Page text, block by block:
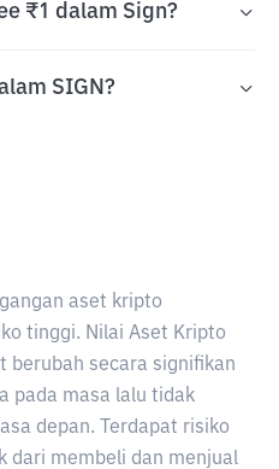
₹1 dalam Sign?
SIGN?
aset kripto
tinggi. Nilai Aset Kripto
berubah secara signifikan
pada masa lalu tidak
depan. Terdapat risiko
dari membeli dan menjual